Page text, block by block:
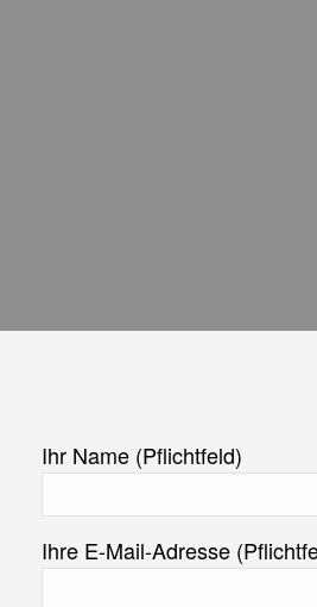
Ihr Name (Pflichtfeld)
Ihre E-Mail-Adresse